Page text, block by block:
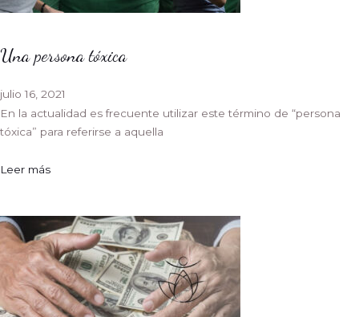
Una persona tóxica
julio 16, 2021
En la actualidad es frecuente utilizar este término de “persona
tóxica” para referirse a aquella
Leer más